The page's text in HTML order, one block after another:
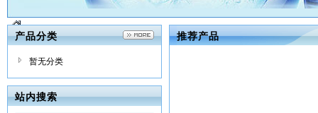
产品分类
暂无分类
站内搜索
推荐产品